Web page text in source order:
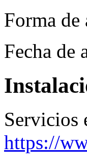
Forma de
Fecha de
Servicios
https://